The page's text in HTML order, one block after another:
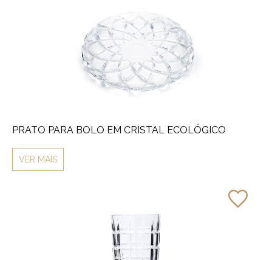
PRATO PARA BOLO EM CRISTAL ECOLÓGICO
VER MAIS